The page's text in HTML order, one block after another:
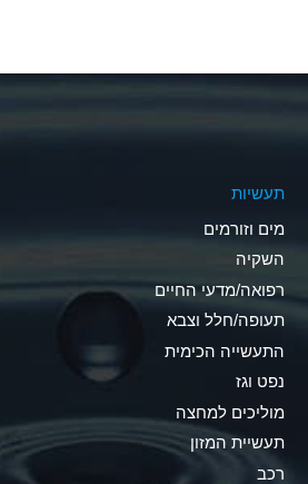
B
D
A
D
תעשיות
מים וזורמים
השקיה
רפואה/מדעי החיים
תעופה/חלל וצבא
התעשייה הכימית
נפט וגז
מוליכים למחצה
תעשיית המזון
רכב